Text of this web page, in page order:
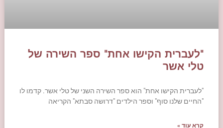
"לעברית הקישו אחת" ספר השירה של
טלי אשר
"לעברית הקישו אחת" הוא ספר השירה השני של טלי אשר. קדמו לו
"החיים שלנו סוף" וספר הילדים "דרושה סבתא" הקריאה
קרא עוד »